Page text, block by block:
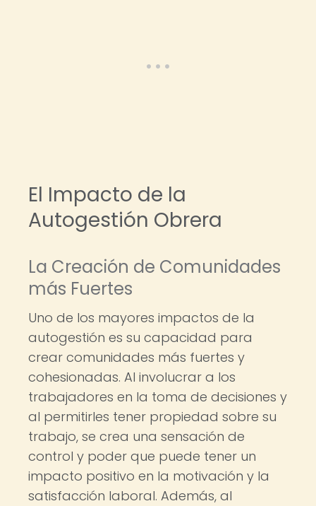
El Impacto de la
Autogestión Obrera
La Creación de Comunidades
más Fuertes
Uno de los mayores impactos de la
autogestión es su capacidad para
crear comunidades más fuertes y
cohesionadas. Al involucrar a los
trabajadores en la toma de decisiones y
al permitirles tener propiedad sobre su
trabajo, se crea una sensación de
control y poder que puede tener un
impacto positivo en la motivación y la
satisfacción laboral. Además, al